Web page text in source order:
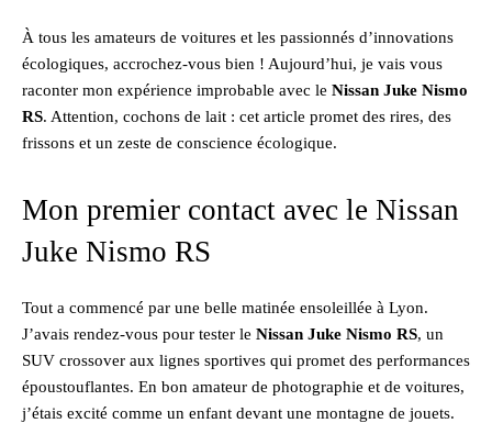
À tous les amateurs de voitures et les passionnés d’innovations
écologiques, accrochez-vous bien ! Aujourd’hui, je vais vous
raconter mon expérience improbable avec le Nissan Juke Nismo
RS. Attention, cochons de lait : cet article promet des rires, des
frissons et un zeste de conscience écologique.
Mon premier contact avec le Nissan
Juke Nismo RS
Tout a commencé par une belle matinée ensoleillée à Lyon.
J’avais rendez-vous pour tester le Nissan Juke Nismo RS, un
SUV crossover aux lignes sportives qui promet des performances
époustouflantes. En bon amateur de photographie et de voitures,
j’étais excité comme un enfant devant une montagne de jouets.